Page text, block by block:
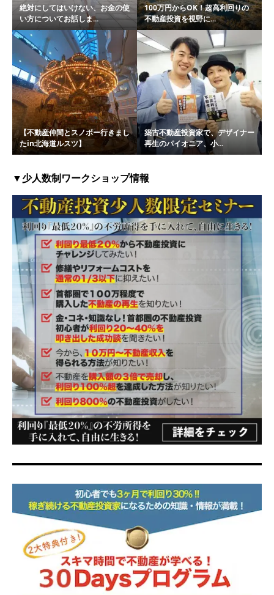
絶対にしてはいけない、お金の使
い方についてお話しま...
100万円からOK！超高利回りの
不動産投資を視野に...
【不動産仲間とスノボー行きまし
たin北海道ルスツ】
築古不動産投資家で、デザイナー
再生のパイオニア、小...
▼少人数制ワークショップ情報